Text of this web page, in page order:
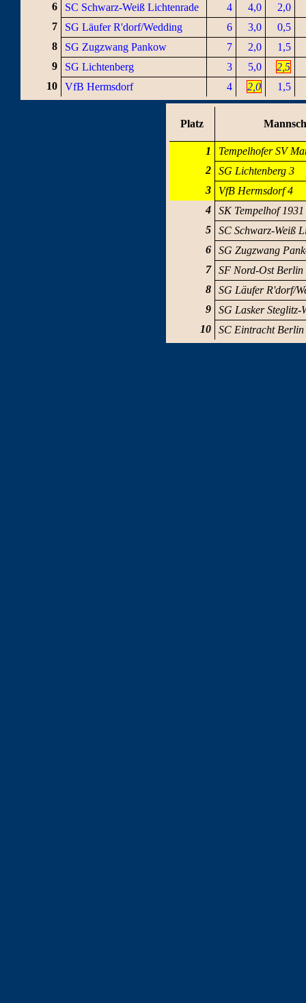
6
SC Schwarz-Weiß Lichtenrade 4 4,0
2,0
7
SG Läufer R'dorf/Wedding 6 3,0
0,5
8
SG Zugzwang Pankow 7 2,0
1,5
9
SG Lichtenberg 3 5,0
2,5
10
VfB Hermsdorf 4 2,0 1,5
Platz
1
Tempelhofer SV
2
SG Lichtenberg 3
3
VfB Hermsdorf 4
4
SK Tempelhof 1931
5
SC Schwarz-Weiß
6
SG Zugzwang
7
SF Nord-Ost Berlin
8
SG Läufer R'dorf/
9
SG Lasker Steglitz-
10
SC Eintracht Berlin